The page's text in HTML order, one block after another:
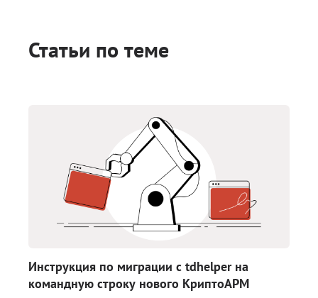
Статьи по теме
Инструкция по миграции с tdhelper на
командную строку нового КриптоАРМ